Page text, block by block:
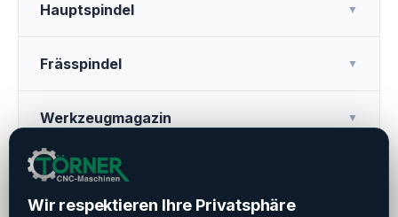
Hauptspindel ▼
Frässpindel ▼
Werkzeugmagazin ▼
Weitere Ausstattung
Wir respektieren Ihre Privatsphäre